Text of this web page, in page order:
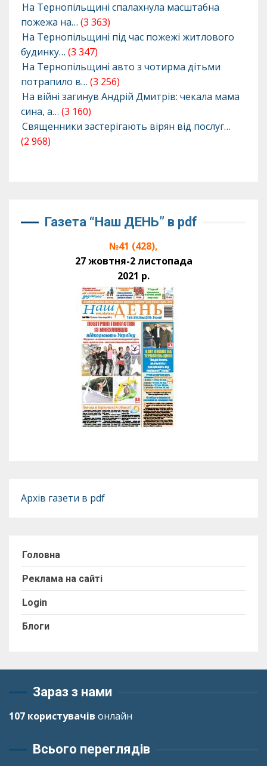
На Тернопільщині спалахнула масштабна
пожежа на… (3 363)
На Тернопільщині під час пожежі житлового
будинку… (3 347)
На Тернопільщині авто з чотирма дітьми
потрапило в… (3 256)
На війні загинув Андрій Дмитрів: чекала мама
сина, а… (3 160)
Священники застерігають вірян від послуг…
(2 968)
Газета “Наш ДЕНЬ” в pdf
№41 (428),
27 жовтня-2 листопада
2021 р.
Архів газети в pdf
Головна
Реклама на сайті
Login
Блоги
Зараз з нами
107 користувачів онлайн
Всього переглядів